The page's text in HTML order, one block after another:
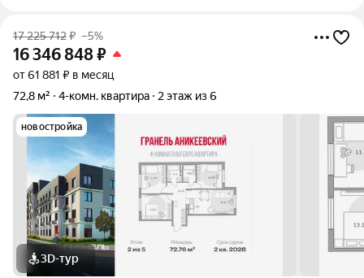
17 225 712₽ –5%
16 346 848₽
от 61 881 ₽ в месяц
72,8 м²
4-комн. квартира 2 этаж из 6
новостройка
3D-тур